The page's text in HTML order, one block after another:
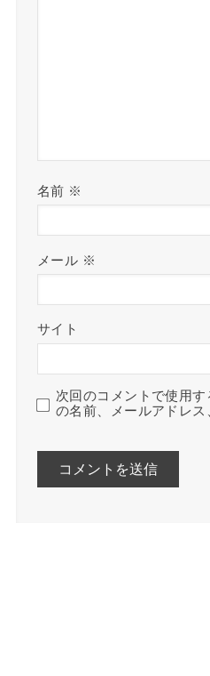
名前 ※
メール ※
サイト
次回のコメントで使用
の名前、メールアドレス